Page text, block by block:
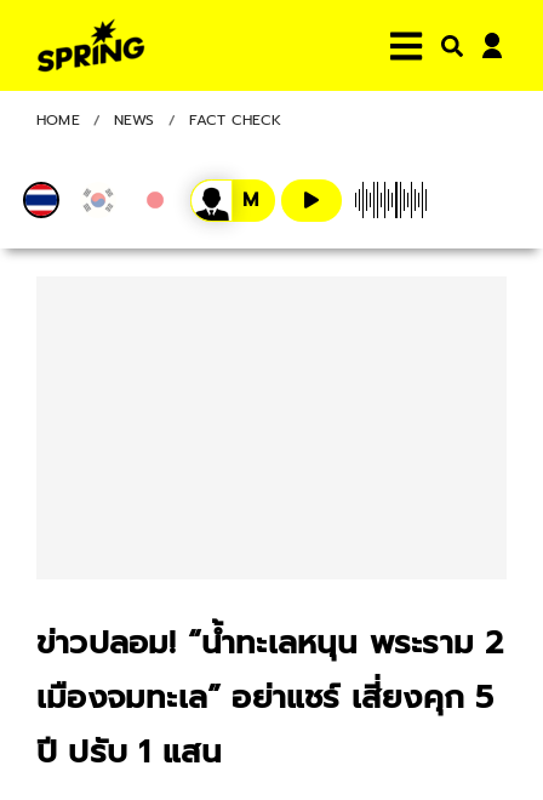
HOME NEWS FACT CHECK
ข่าวปลอม! “น้ำทะเลหนุน พระราม 2
เมืองจมทะเล” อย่าแชร์ เสี่ยงคุก 5
ปี ปรับ 1 แสน